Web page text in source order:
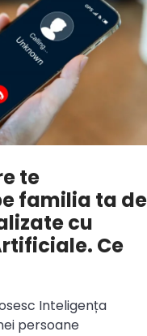
te
familia ta de
cu
Ce
Inteligența
persoane